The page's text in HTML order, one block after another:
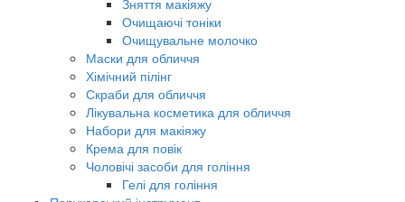
Зняття макіяжу
Очищаючі тоніки
Очищувальне молочко
Маски для обличчя
Хімічний пілінг
Скраби для обличчя
Лікувальна косметика для обличчя
Набори для макіяжу
Крема для повік
Чоловічі засоби для гоління
Гелі для гоління